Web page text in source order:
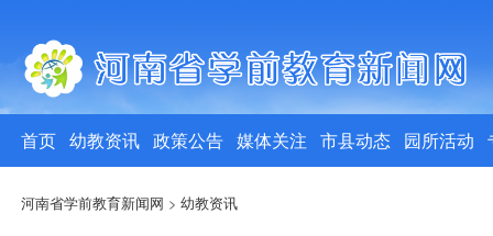
首页 幼教资讯 政策公告 媒体关注 市县动态 园所活动
河南省学前教育新闻网 >幼教资讯